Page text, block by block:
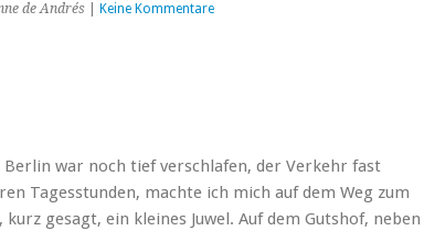
de Andrés Keine Kommentare
war noch tief verschlafen, der Verkehr fast
Tagesstunden, machte ich mich auf dem Weg zum
gesagt, ein kleines Juwel. Auf dem Gutshof, neben